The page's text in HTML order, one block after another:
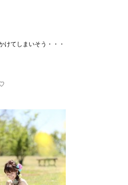
けてしまいそう・・・